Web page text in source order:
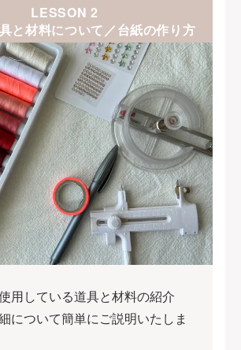
LESSON 2
と材料について／台紙の作り方
用している道具と材料の紹介
について簡単にご説明いたしま